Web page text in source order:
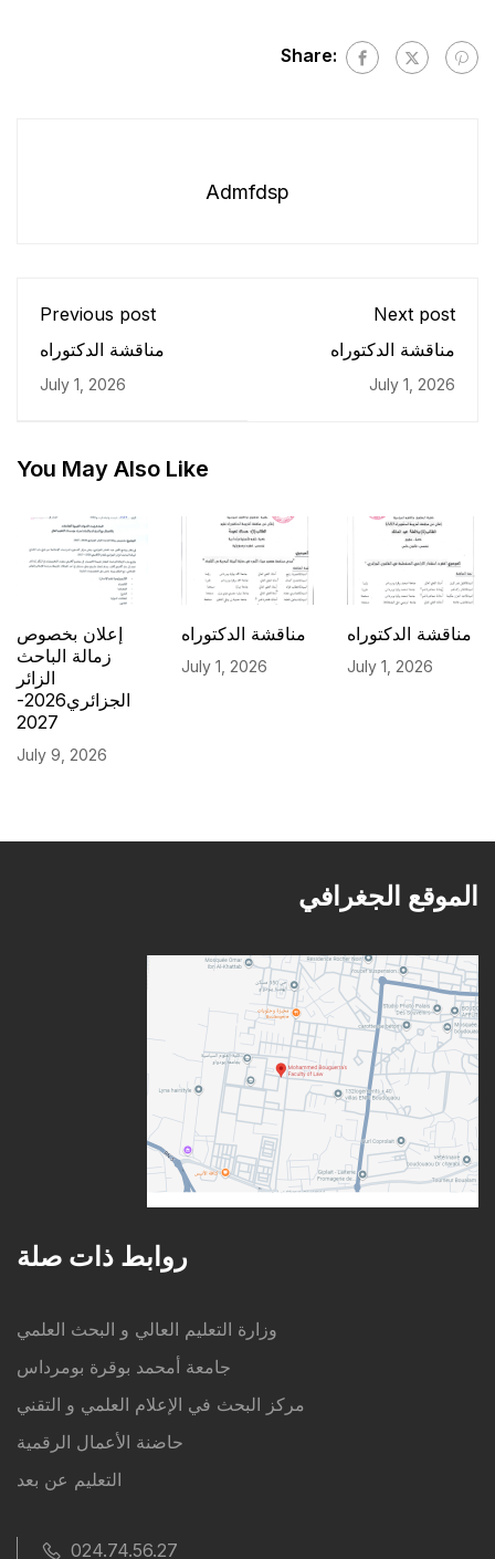
Share:
Admfdsp
Previous post
مناقشة الدكتوراه
July 1, 2026
Next post
مناقشة الدكتوراه
July 1, 2026
You May Also Like
إعلان بخصوص
زمالة الباحث
الزائر
الجزائري2026-
2027
July 9, 2026
مناقشة الدكتوراه
July 1, 2026
مناقشة الدكتوراه
July 1, 2026
الموقع الجغرافي
روابط ذات صلة
وزارة التعليم العالي و البحث العلمي
جامعة أمحمد بوقرة بومرداس
مركز البحث في الإعلام العلمي و التقني
حاضنة الأعمال الرقمية
التعليم عن بعد
024.74.56.27